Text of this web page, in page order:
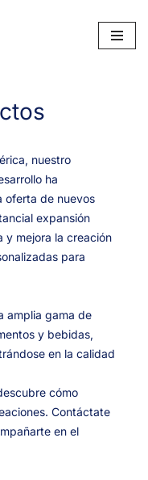
nuestro
ha
oferta de nuevos
expansión
y mejora la creación
para
amplia gama de
y bebidas,
en la calidad
cómo
Contáctate
en el